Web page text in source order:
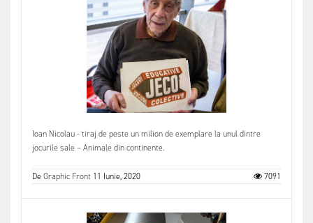
Ioan Nicolau - tiraj de peste un milion de exemplare la unul dintre
jocurile sale – Animale din continente.
DeGraphic Front 11 Iunie, 2020 7091